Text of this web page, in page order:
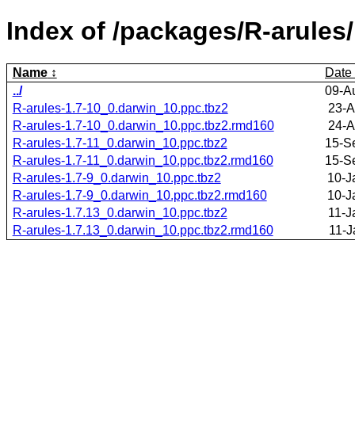
Index of /packages/R-arules/
Name
Date
../
09-
R-arules-1.7-10_0.darwin_10.ppc.tbz2
23-
R-arules-1.7-10_0.darwin_10.ppc.tbz2.rmd160
24-
R-arules-1.7-11_0.darwin_10.ppc.tbz2
15-
R-arules-1.7-11_0.darwin_10.ppc.tbz2.rmd160
15-
R-arules-1.7-9_0.darwin_10.ppc.tbz2
10-
R-arules-1.7-9_0.darwin_10.ppc.tbz2.rmd160
10-
R-arules-1.7.13_0.darwin_10.ppc.tbz2
11-
R-arules-1.7.13_0.darwin_10.ppc.tbz2.rmd160
11-